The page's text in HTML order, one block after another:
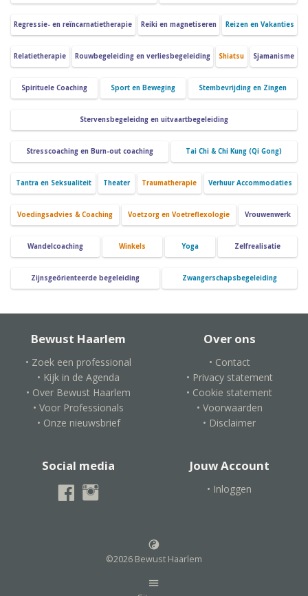
Regressie- en reïncarnatietherapie Reiki en magnetiseren Reizen en Vakanties
Relatietherapie Rouwbegeleiding en verliesbegeleiding Shiatsu Sjamanisme
Spirituele Coaching Sport en Beweging Stembevrijding en Zingen
Stervensbegeleidng en uitvaartbegeleiding
Stresscoaching en Burn-out coaching Tai Chi & Chi Kung (Qi Gong)
Tantra en Seksualiteit Theater Traumatherapie Verhuur Accommodaties
Voedingsadvies & Coaching Voetzorg en Voetreflexologie Vrouwenwerk
Wandelcoaching Winkels Yoga Zelfrealisatie
Zijnsgeörienteerde begeleiding Zwangerschapsbegeleiding
Bewust Haarlem
• Zoek een professional
• Kijk in de Agenda
• Over Bewust Haarlem
• Voor Professionals
• Onze nieuwsbrief
Over ons
• Contact
• Privacy statement
• Cookie statement
• Voorwaarden
• Disclaimer
Social media Jouw Account
• Inloggen
©2026 Bewust Haarlem